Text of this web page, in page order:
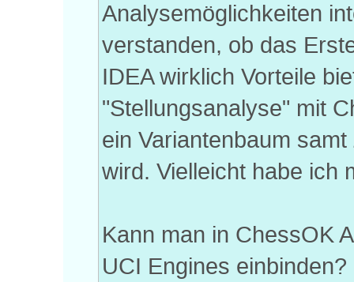
Analysemöglichkeiten
verstanden, ob das
IDEA wirklich Vorteile
"Stellungsanalyse" mit
ein Variantenbaum
wird. Vielleicht habe ich
Kann man in ChessOK
UCI Engines einbinden?